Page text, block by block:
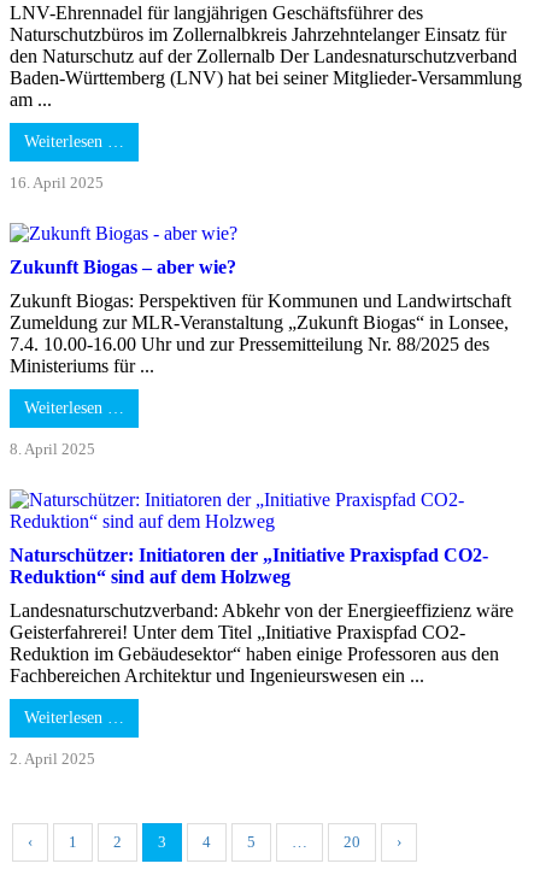
LNV-Ehrennadel für langjährigen Geschäftsführer des
Naturschutzbüros im Zollernalbkreis Jahrzehntelanger Einsatz für
den Naturschutz auf der Zollernalb Der Landesnaturschutzverband
Baden-Württemberg (LNV) hat bei seiner Mitglieder-Versammlung
am ...
Weiterlesen …
16. April 2025
Zukunft Biogas – aber wie?
Zukunft Biogas: Perspektiven für Kommunen und Landwirtschaft
Zumeldung zur MLR-Veranstaltung „Zukunft Biogas“ in Lonsee,
7.4. 10.00-16.00 Uhr und zur Pressemitteilung Nr. 88/2025 des
Ministeriums für ...
Weiterlesen …
8. April 2025
Naturschützer: Initiatoren der „Initiative Praxispfad CO2-
Reduktion“ sind auf dem Holzweg
Landesnaturschutzverband: Abkehr von der Energieeffizienz wäre
Geisterfahrerei! Unter dem Titel „Initiative Praxispfad CO2-
Reduktion im Gebäudesektor“ haben einige Professoren aus den
Fachbereichen Architektur und Ingenieurswesen ein ...
Weiterlesen …
2. April 2025
‹ 1 2 3 4 5 20 ›